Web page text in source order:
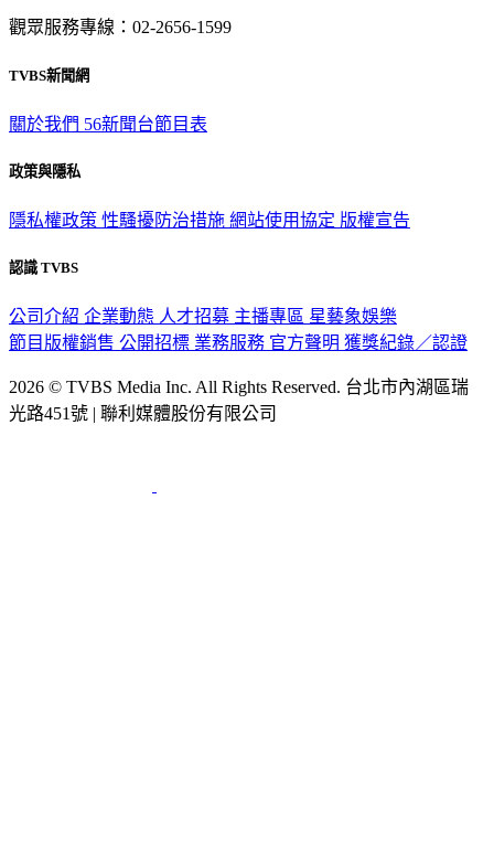
觀眾服務專線：02-2656-1599
TVBS新聞網
關於我們 56新聞台節目表
政策與隱私
隱私權政策 性騷擾防治措施 網站使用協定 版權宣告
認識 TVBS
公司介紹 企業動態 人才招募 主播專區 星藝象娛樂
節目版權銷售 公開招標 業務服務 官方聲明 獲獎紀錄／認證
2026 © TVBS Media Inc. All Rights Reserved. 台北市內湖區瑞
光路451號 | 聯利媒體股份有限公司